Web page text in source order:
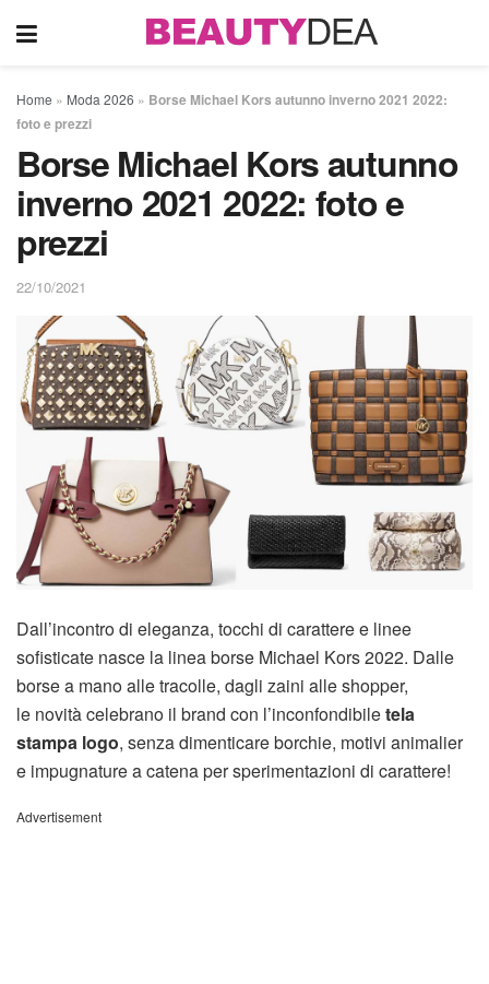
Home » Moda 2026 » Borse Michael Kors autunno inverno 2021 2022:
foto e prezzi
Borse Michael Kors autunno
inverno 2021 2022: foto e
prezzi
22/10/2021
Dall’incontro di eleganza, tocchi di carattere e linee
sofisticate nasce la linea borse Michael Kors 2022. Dalle
borse a mano alle tracolle, dagli zaini alle shopper,
le novità celebrano il brand con l’inconfondibiletela
stampa logo, senza dimenticare borchie, motivi animalier
e impugnature a catena per sperimentazioni di carattere!
Advertisement